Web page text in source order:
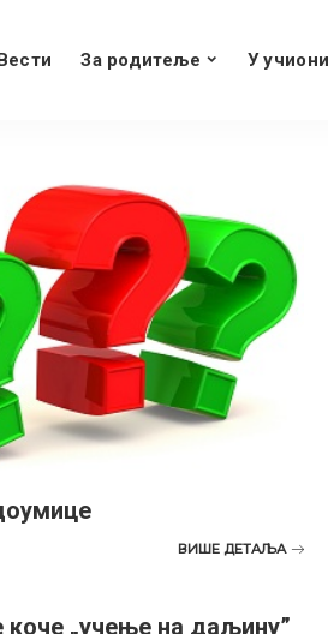
За родитеље У
ВИШЕ ДЕТАЉА
коче „учење на даљину”